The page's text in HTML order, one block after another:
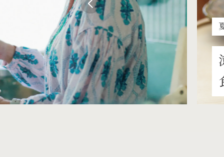
夏の茅乃舎
涼を感じる
食でいたわ